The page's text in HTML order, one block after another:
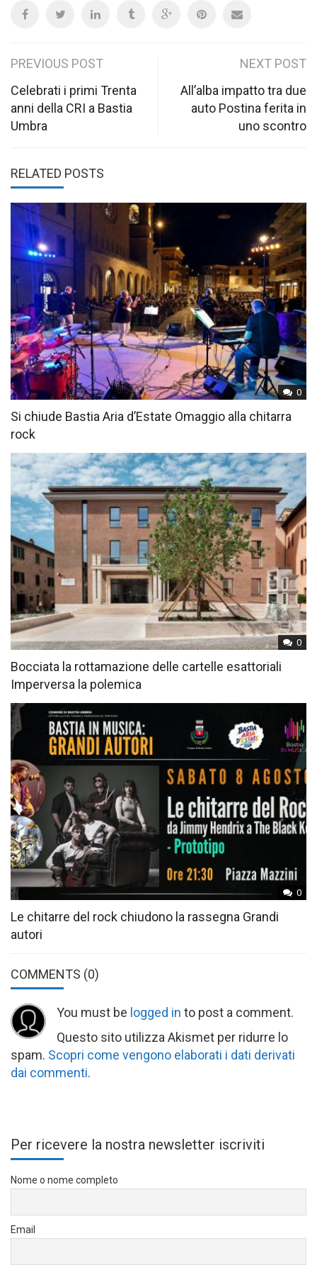
Post
navigation
PREVIOUS POST
Celebrati i primi Trenta
anni della CRI a Bastia
Umbra
NEXT POST
All’alba impatto tra due
auto Postina ferita in
uno scontro
RELATED POSTS
0
Si chiude Bastia Aria d’Estate Omaggio alla chitarra
rock
0
Bocciata la rottamazione delle cartelle esattoriali
Imperversa la polemica
0
Le chitarre del rock chiudono la rassegna Grandi
autori
COMMENTS (0)
You must be logged in to post a comment.
Questo sito utilizza Akismet per ridurre lo
spam. Scopri come vengono elaborati i dati derivati
dai commenti.
Per ricevere la nostra newsletter iscriviti
Nome o nome completo
Email